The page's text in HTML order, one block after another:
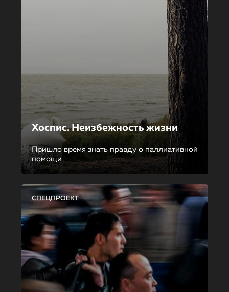
Хоспис. Неизбежность жизни
Пришло время знать правду о паллиативной
помощи
СПЕЦПРОЕКТ